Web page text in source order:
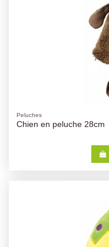
Peluches
Chien en peluche 28cm